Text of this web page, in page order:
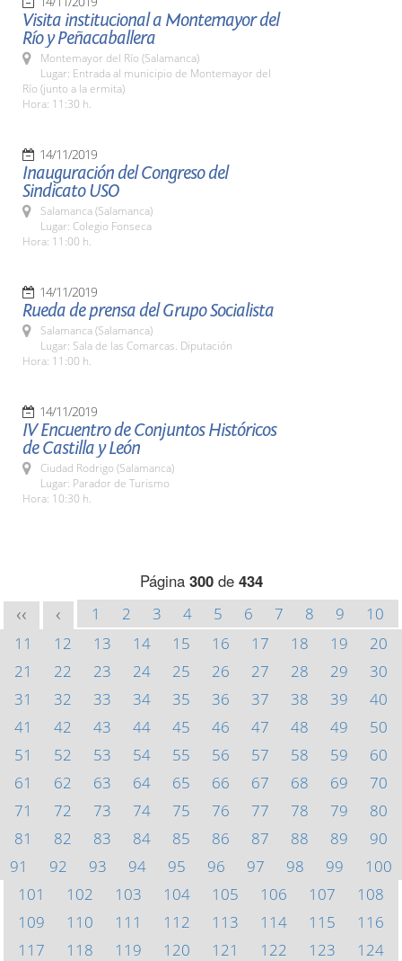
Visita institucional a Montemayor del
Río y Peñacaballera
Montemayor del Río (Salamanca)
Lugar: Entrada al municipio de Montemayor del
Río (junto a la ermita)
Hora: 11:30 h.
14/11/2019
Inauguración del Congreso del
Sindicato USO
Salamanca (Salamanca)
Lugar: Colegio Fonseca
Hora: 11:00 h.
14/11/2019
Rueda de prensa del Grupo Socialista
Salamanca (Salamanca)
Lugar: Sala de las Comarcas. Diputación
Hora: 11:00 h.
14/11/2019
IV Encuentro de Conjuntos Históricos
de Castilla y León
Ciudad Rodrigo (Salamanca)
Lugar: Parador de Turismo
Hora: 10:30 h.
Página 300de 434
<< < 1 2 3 4 5 6 7 8 9
10
11
12 13 14 15 16 17 18 19
20
21
22 23 24 25 26 27 28 29
30
31
32 33 34 35 36 37 38 39
40
41
42 43 44 45 46 47 48 49
50
51
52 53 54 55 56 57 58 59
60
61
62 63 64 65 66 67 68 69
70
71
72 73 74 75 76 77 78 79
80
81
82 83 84 85 86 87 88 89
90
91
92 93 94 95 96 97 98 99
100
101
102 103 104 105 106 107
108
109
110 111 112 113 114 115
116
117
118 119 120 121 122 123
124